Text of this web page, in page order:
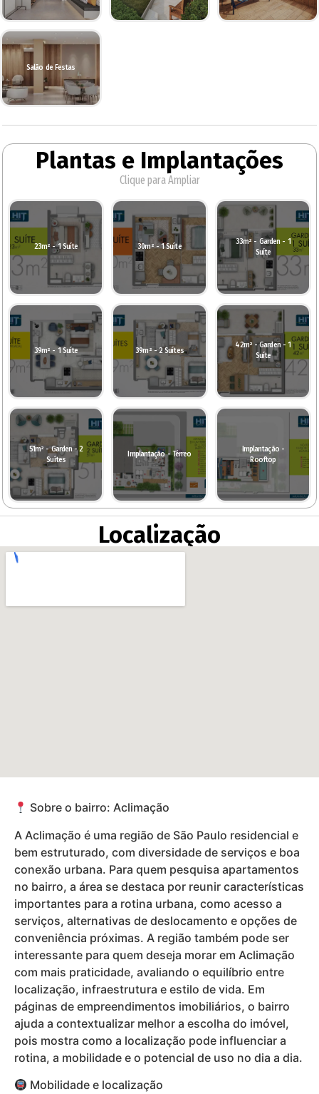
Salão de Festas
Plantas e Implantações
Clique para Ampliar
23m² - 1 Suíte 30m² - 1 Suíte
33m² - Garden - 1
Suíte
39m² - 1 Suíte 39m² - 2 Suítes
42m² - Garden - 1
Suíte
51m² - Garden - 2
Suítes
Implantação - Térreo
Implantação -
Rooftop
Localização
Sobre o bairro: Aclimação
A Aclimação é uma região de São Paulo residencial e
bem estruturado, com diversidade de serviços e boa
conexão urbana. Para quem pesquisa apartamentos
no bairro, a área se destaca por reunir características
importantes para a rotina urbana, como acesso a
serviços, alternativas de deslocamento e opções de
conveniência próximas. A região também pode ser
interessante para quem deseja morar em Aclimação
com mais praticidade, avaliando o equilíbrio entre
localização, infraestrutura e estilo de vida. Em
páginas de empreendimentos imobiliários, o bairro
ajuda a contextualizar melhor a escolha do imóvel,
pois mostra como a localização pode influenciar a
rotina, a mobilidade e o potencial de uso no dia a dia.
Mobilidade e localização